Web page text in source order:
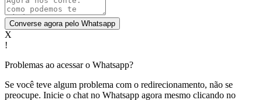
Converse agora pelo Whatsapp
X
!
Problemas ao acessar o Whatsapp?
Se você teve algum problema com o redirecionamento, não se
preocupe. Inicie o chat no Whatsapp agora mesmo clicando no